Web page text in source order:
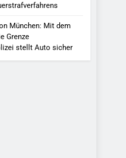
München: Mit dem
Grenze
stellt Auto sicher